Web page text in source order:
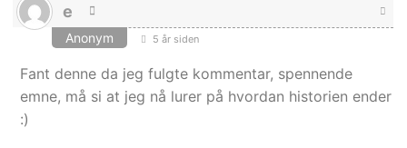
e
Anonym 5 år siden
Fant denne da jeg fulgte kommentar, spennende
emne, må si at jeg nå lurer på hvordan historien ender
:)